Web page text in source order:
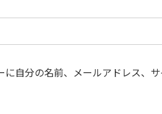
自分の名前、メールアドレス、サ